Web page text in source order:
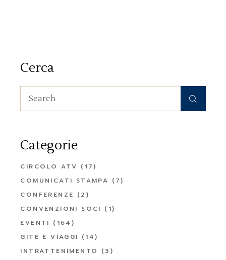
Cerca
Search
for:
Categorie
CIRCOLO ATV (17)
COMUNICATI STAMPA (7)
CONFERENZE (2)
CONVENZIONI SOCI (1)
EVENTI (164)
GITE E VIAGGI (14)
INTRATTENIMENTO
(3)